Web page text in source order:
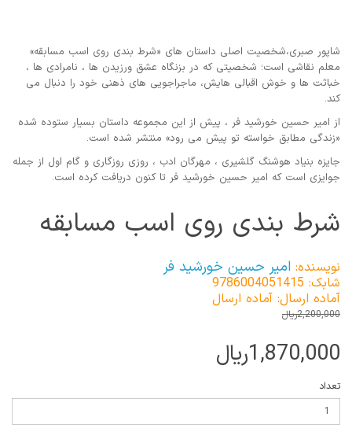
شاپور صبری،شخصیت اصلی داستان های «شرط بندی روی اسب مسابقه»
معلم نقاشی است؛ شخصیتی که در بزنگاه عشق ورزیدن ها ، نامرادی ها ،
خباثت ها و خوش اقبالی هایش، ماجراجویی های ذهنی خود را دنبال می
کند.
از امیر حسین خورشید فر ، پیش از این مجموعه داستان بسیار ستوده شده
«زندگی مطابق خواسته تو پیش می رود» منتشر شده است.
جایزه بنیاد هوشنگ گلشیری ، مهرگان ادب ، روزی روزگاری و گام اول از جمله
جوایزی است که امیر حسین خورشید فر تا کنون دریافت کرده است.
شرط بندی روی اسب مسابقه
نویسنده: امیر حسین خورشید فر
شابک: 9786004051415
آماده ارسال: آماده ارسال
2,200,000ریال
1,870,000ریال
تعداد